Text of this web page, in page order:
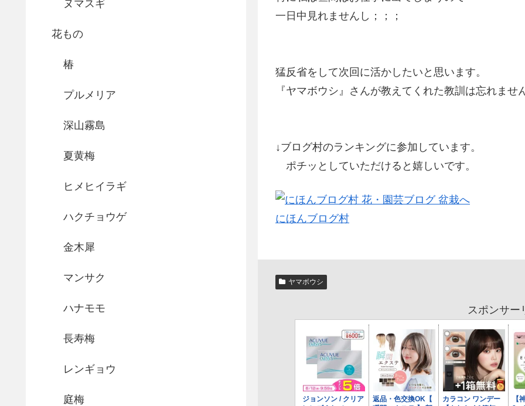
一日中見れませんし；；；
猛反省をして次回に活かしたいと思います。
『ヤマボウシ』さんが教えてくれた教訓は忘れませ
↓ブログ村のランキングに参加しています。
ポチッとしていただけると嬉しいです。
にほんブログ村
ヤマボウシ
スポンサー
ヌマスギ
花もの
椿
プルメリア
深山霧島
夏黄梅
ヒメヒイラギ
ハクチョウゲ
金木犀
マンサク
ハナモモ
長寿梅
レンギョウ
庭梅